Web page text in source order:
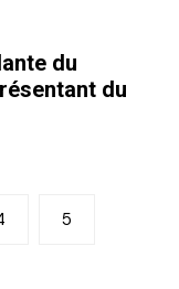
du
du
5